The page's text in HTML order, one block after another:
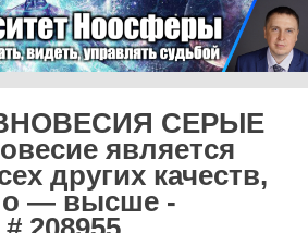
Ноосферы
СЕРЫЕ
является
других качеств,
— высше -